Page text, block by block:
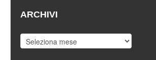
ARCHIVI